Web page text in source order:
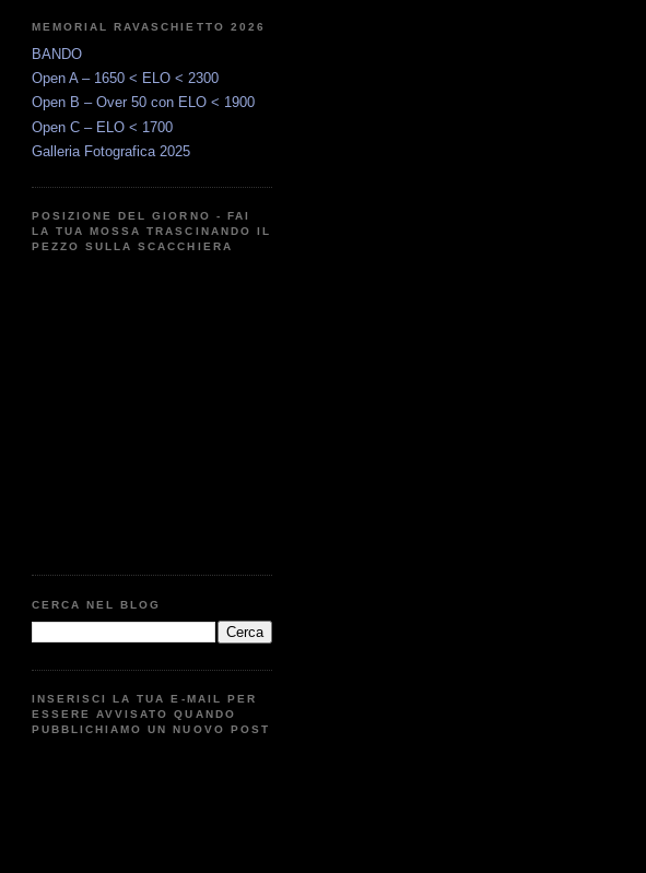
MEMORIAL RAVASCHIETTO 2026
BANDO
Open A – 1650 < ELO < 2300
Open B – Over 50 con ELO < 1900
Open C – ELO < 1700
Galleria Fotografica 2025
POSIZIONE DEL GIORNO - FAI
LA TUA MOSSA TRASCINANDO IL
PEZZO SULLA SCACCHIERA
CERCA NEL BLOG
INSERISCI LA TUA E-MAIL PER
ESSERE AVVISATO QUANDO
PUBBLICHIAMO UN NUOVO POST